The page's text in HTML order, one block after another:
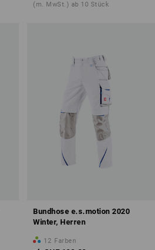
(m. MwSt.) ab 10 Stück
Bundhose e.s.motion 2020
Winter, Herren
12 Farben